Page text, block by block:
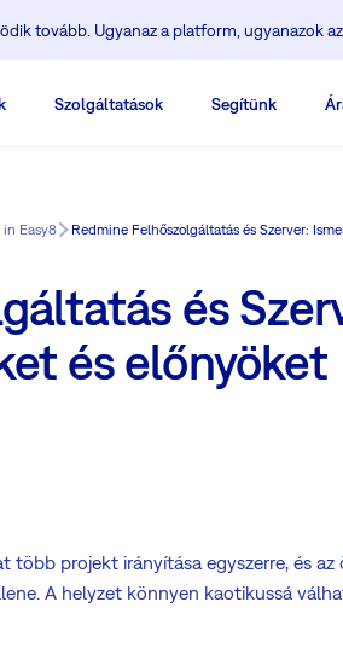
tovább. Ugyanaz a platform, ugyanazok
Szolgáltatások Segítünk
in Easy8 Redmine Felhőszolgáltatás és Szerver:
és
és előnyöket
projekt irányítása egyszerre, és az
A helyzet könnyen kaotikussá